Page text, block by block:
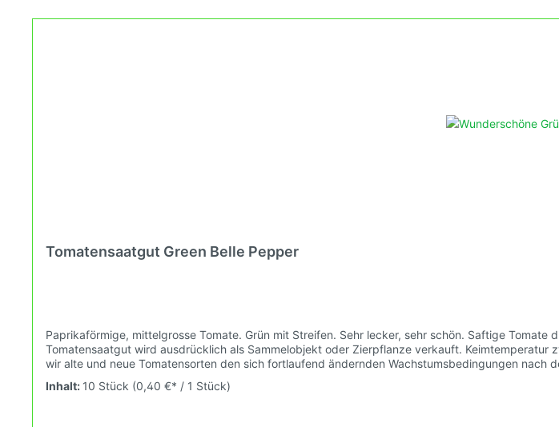
Tomatensaatgut Green Belle Pepper
Paprikaförmige, mittelgrosse Tomate. Grün mit Streifen. Sehr lecker, sehr schön. Saftige Tomate die trotzdem hohle Stellen hat.
Tomatensaatgut wird ausdrücklich als Sammelobjekt oder Zierpflanze verkauft. Keimtemperatur
wir alte und neue Tomatensorten den sich fortlaufend ändernden Wachstumsbedingungen
welche du in Deinem Hausgarten oder auf Deinem Balkon erleben kannst.
Inhalt: 10 Stück (0,40 €* / 1 Stück)